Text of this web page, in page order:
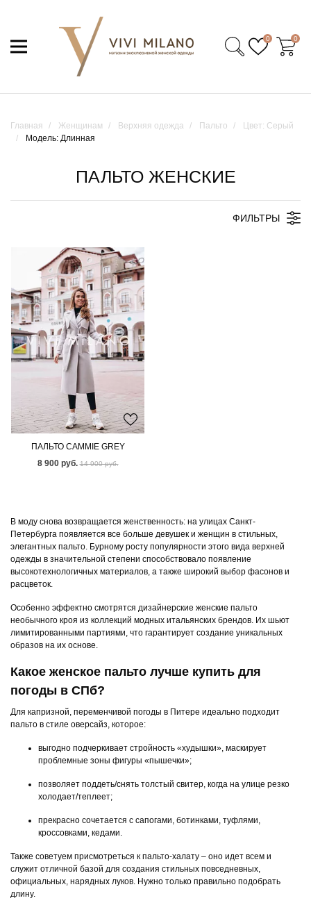
0 0
Главная Женщинам Верхняя одежда Пальто
Цвет: Серый
Модель: Длинная
ПАЛЬТО ЖЕНСКИЕ
ФИЛЬТРЫ
ПАЛЬТО CAMMIE GREY
8 900 руб. 14 900 руб.
В моду снова возвращается женственность: на улицах Санкт-
Петербурга появляется все больше девушек и женщин в стильных,
элегантных пальто. Бурному росту популярности этого вида верхней
одежды в значительной степени способствовало появление
высокотехнологичных материалов, а также широкий выбор фасонов и
расцветок.
Особенно эффектно смотрятся дизайнерские женские пальто
необычного кроя из коллекций модных итальянских брендов. Их шьют
лимитированными партиями, что гарантирует создание уникальных
образов на их основе.
Какое женское пальто лучше купить для
погоды в СПб?
Для капризной, переменчивой погоды в Питере идеально подходит
пальто в стиле оверсайз, которое:
выгодно подчеркивает стройность «худышки», маскирует
проблемные зоны фигуры «пышечки»;
позволяет поддеть/снять толстый свитер, когда на улице резко
холодает/теплеет;
прекрасно сочетается с сапогами, ботинками, туфлями,
кроссовками, кедами.
Также советуем присмотреться к пальто-халату – оно идет всем и
служит отличной базой для создания стильных повседневных,
официальных, нарядных луков. Нужно только правильно подобрать
длину.